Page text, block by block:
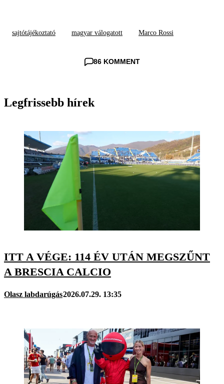
sajtótájékoztató magyar válogatott Marco Rossi
86 KOMMENT
Legfrissebb hírek
ITT A VÉGE: 114 ÉV UTÁN MEGSZŰNT
A BRESCIA CALCIO
Olasz labdarúgás2026.07.29. 13:35